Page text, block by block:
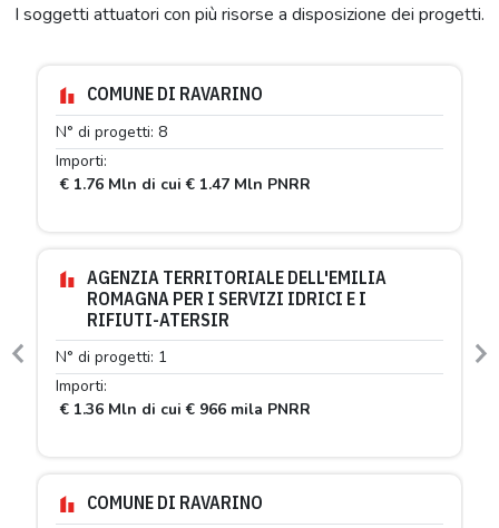
I soggetti attuatori con più risorse a disposizione dei progetti.
COMUNE DI RAVARINO
N° di progetti: 8
Importi:
€ 1.76 Mln di cui € 1.47 Mln PNRR
AGENZIA TERRITORIALE DELL'EMILIA
ROMAGNA PER I SERVIZI IDRICI E I
RIFIUTI-ATERSIR
N° di progetti: 1
Importi:
€ 1.36 Mln di cui € 966 mila PNRR
COMUNE DI RAVARINO
Previous